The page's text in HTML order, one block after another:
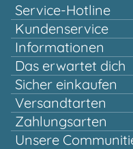
Service-Hotline
Unterstützung und
0151 58707657
Mo-Di & Do-Fr, 10:00 -
Oder über unser
Kundenservice
Informationen
Das erwartet dich
Schnelles einkaufen
Qualität, die sich lohnt
Schon ab 100,00 €
Sicher einkaufen
Mehrfach
Versandtarten
Zahlungsarten
Unsere